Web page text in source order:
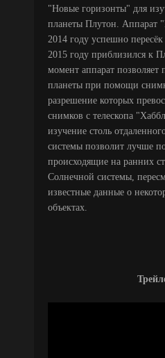
"Новые горизонты" для
планеты Плутон. Аппарат
2014 году успешно
2015 году приблизился к
момент аппарат позволяет
планеты при помощи
разрешение которых
снимков с телескопа
изучение столь
системы позволит лучше
происходящие на ранних
Солнечной системы,
известные данные о
объектах.